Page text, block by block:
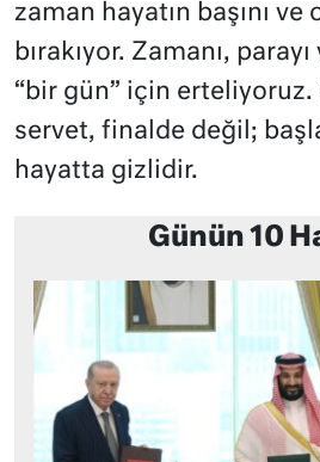
zaman hayatın başını ve
bırakıyor. Zamanı,
“bir gün” için erteliyoruz.
servet, finalde değil;
hayatta gizlidir.
Günün 10